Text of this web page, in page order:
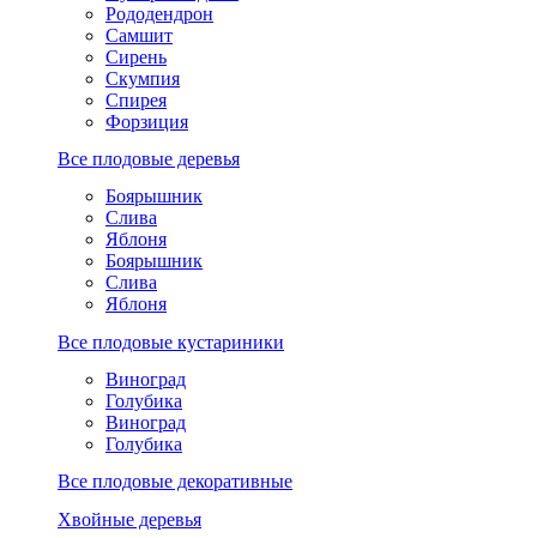
Рододендрон
Самшит
Сирень
Скумпия
Спирея
Форзиция
Все плодовые деревья
Боярышник
Слива
Яблоня
Боярышник
Слива
Яблоня
Все плодовые кустариники
Виноград
Голубика
Виноград
Голубика
Все плодовые декоративные
Хвойные деревья